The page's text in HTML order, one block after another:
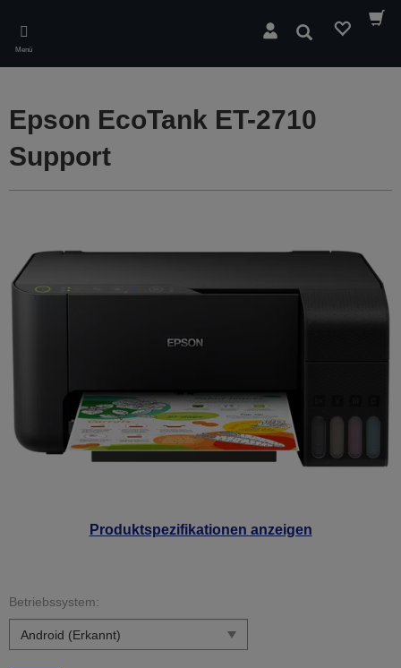
main
content
Menü
Suchen
Produktspezifikationen anzeigen
Epson EcoTank ET-2710
Support
Betriebssystem: